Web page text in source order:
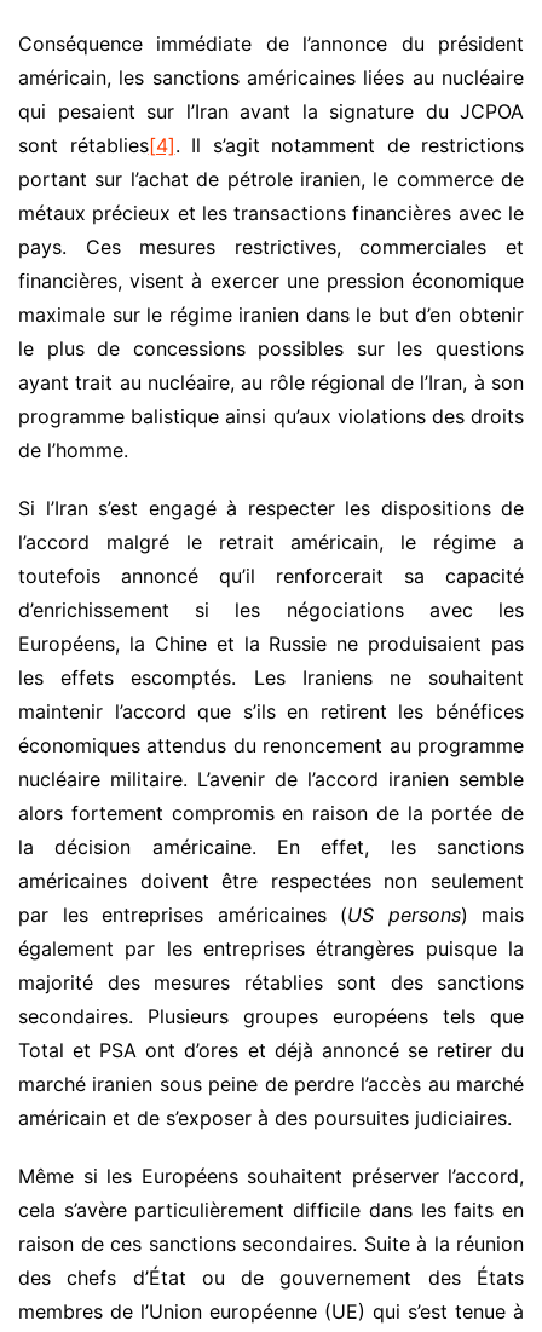
Conséquence immédiate de l’annonce du président
américain, les sanctions américaines liées au nucléaire
qui pesaient sur l’Iran avant la signature du JCPOA
sont rétablies[4]. Il s’agit notamment de restrictions
portant sur l’achat de pétrole iranien, le commerce de
métaux précieux et les transactions financières avec le
pays. Ces mesures restrictives, commerciales et
financières, visent à exercer une pression économique
maximale sur le régime iranien dans le but d’en obtenir
le plus de concessions possibles sur les questions
ayant trait au nucléaire, au rôle régional de l’Iran, à son
programme balistique ainsi qu’aux violations des droits
de l’homme.
Si l’Iran s’est engagé à respecter les dispositions de
l’accord malgré le retrait américain, le régime a
toutefois annoncé qu’il renforcerait sa capacité
d’enrichissement si les négociations avec les
Européens, la Chine et la Russie ne produisaient pas
les effets escomptés. Les Iraniens ne souhaitent
maintenir l’accord que s’ils en retirent les bénéfices
économiques attendus du renoncement au programme
nucléaire militaire. L’avenir de l’accord iranien semble
alors fortement compromis en raison de la portée de
la décision américaine. En effet, les sanctions
américaines doivent être respectées non seulement
par les entreprises américaines (US persons) mais
également par les entreprises étrangères puisque la
majorité des mesures rétablies sont des sanctions
secondaires. Plusieurs groupes européens tels que
Total et PSA ont d’ores et déjà annoncé se retirer du
marché iranien sous peine de perdre l’accès au marché
américain et de s’exposer à des poursuites judiciaires.
Même si les Européens souhaitent préserver l’accord,
cela s’avère particulièrement difficile dans les faits en
raison de ces sanctions secondaires. Suite à la réunion
des chefs d’État ou de gouvernement des États
membres de l’Union européenne (UE) qui s’est tenue à